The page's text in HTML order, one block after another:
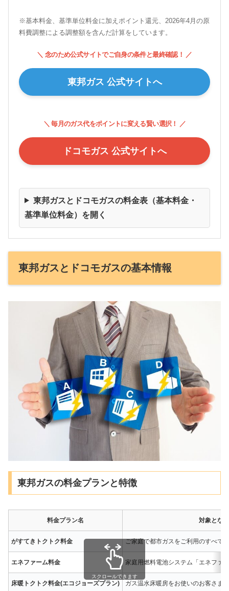
※基本料金、基準単位料金に加えポイント還元、2026年4月の原
料費調整による調整額を含んだ計算をしています。
＼ 念のため公式サイトでご自身の条件と最終確認！ ／
東邦ガス 公式サイトへ
＼ 毎月のガス代をポイントに変える賢い選択！ ／
ドコモガス 公式サイトへ
東邦ガスとドコモガスの料金表（基本料金・
基準単位料金）を開く
東邦ガスとドコモガスの基本情報
東邦ガスの料金プランと特徴
料金プラン名 対象とな
がすてきトクトク料金 ご家庭で都市ガスをご利用のすべて
エネファーム料金 家庭用燃料電池システム「エネファ
床暖トクトク料金(エコジョーズプラン) ガス温水床暖房をお使いのお客さま
スクロールできます